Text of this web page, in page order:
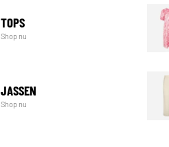
TOPS
Shop nu
JASSEN
Shop nu